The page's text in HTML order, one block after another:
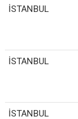
İSTANBUL
İSTANBUL
İSTANBUL